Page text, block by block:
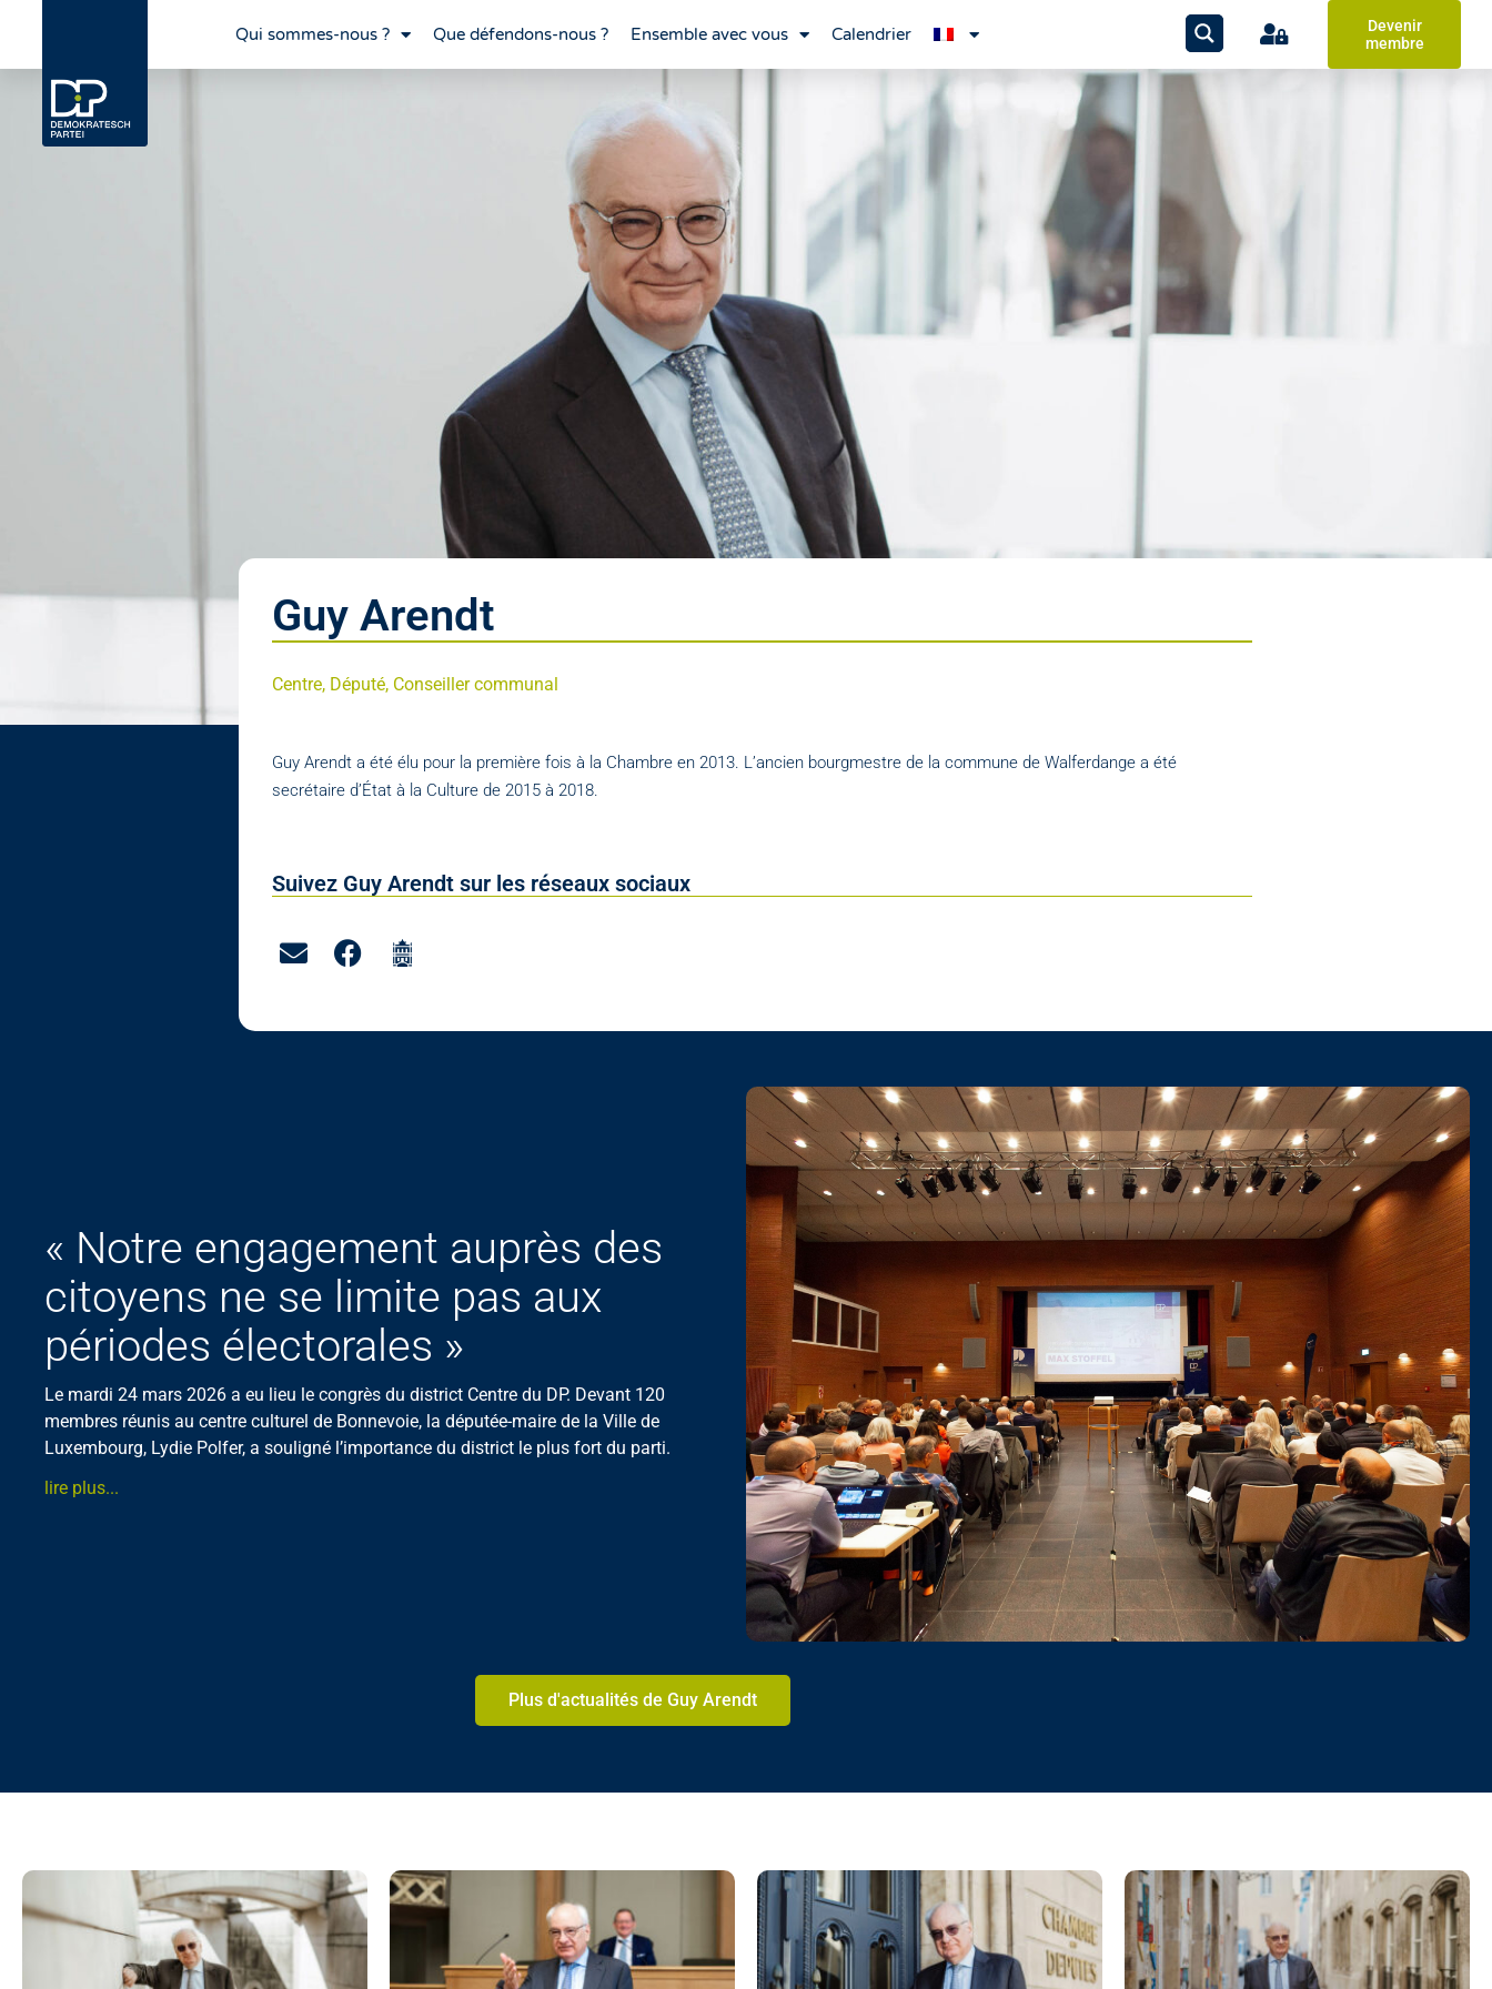
Qui sommes-nous ? Que défendons-nous ? Ensemble avec vous Calendrier
Devenir
membre
Guy Arendt
Centre, Député, Conseiller communal
Guy Arendt a été élu pour la première fois à la Chambre en 2013. L’ancien bourgmestre de la commune de Walferdange a été
secrétaire d’État à la Culture de 2015 à 2018.
Suivez Guy Arendt sur les réseaux sociaux
« Notre engagement auprès des
citoyens ne se limite pas aux
périodes électorales »
Le mardi 24 mars 2026 a eu lieu le congrès du district Centre du DP. Devant 120
membres réunis au centre culturel de Bonnevoie, la députée-maire de la Ville de
Luxembourg, Lydie Polfer, a souligné l’importance du district le plus fort du parti.
lire plus...
Plus d'actualités de Guy Arendt